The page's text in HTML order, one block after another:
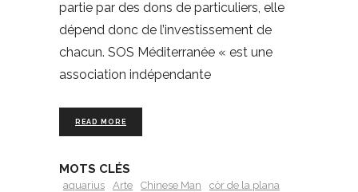
partie par des dons de particuliers, elle
dépend donc de l’investissement de
chacun. SOS Méditerranée « est une
association indépendante
READ MORE
MOTS CLÉS
aquarius Arte Chinese Man
còr de la plana